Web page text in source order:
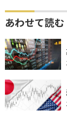
あわせて読む